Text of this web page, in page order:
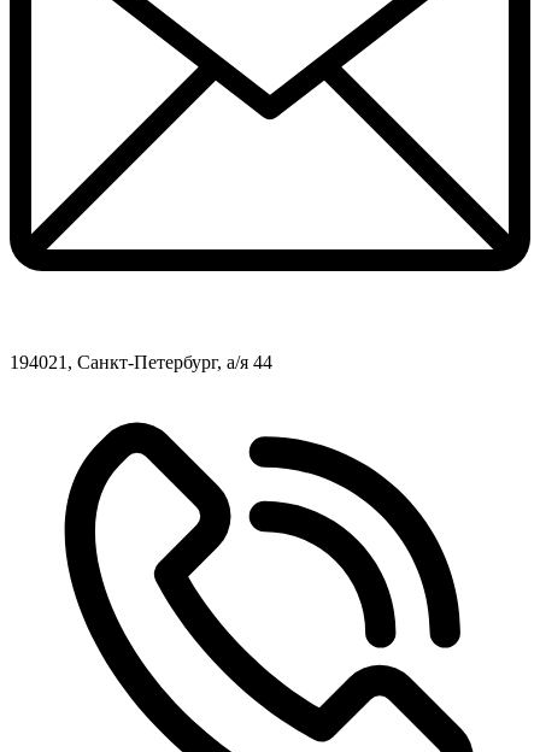
194021, Санкт-Петербург, а/я 44